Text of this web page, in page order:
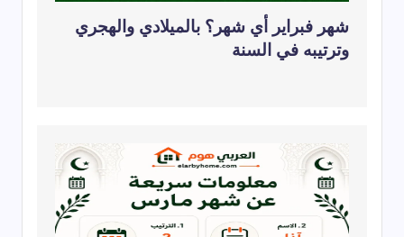
شهر فبراير أي شهر؟ بالميلادي والهجري
وترتيبه في السنة